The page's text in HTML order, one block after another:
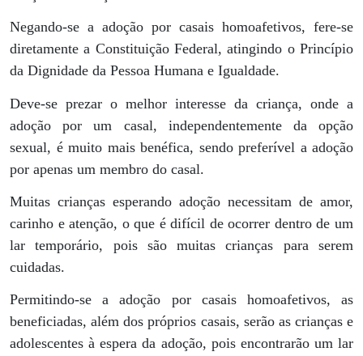
Negando-se a adoção por casais homoafetivos, fere-se
diretamente a Constituição Federal, atingindo o Princípio
da Dignidade da Pessoa Humana e Igualdade.
Deve-se prezar o melhor interesse da criança, onde a
adoção por um casal, independentemente da opção
sexual, é muito mais benéfica, sendo preferível a adoção
por apenas um membro do casal.
Muitas crianças esperando adoção necessitam de amor,
carinho e atenção, o que é difícil de ocorrer dentro de um
lar temporário, pois são muitas crianças para serem
cuidadas.
Permitindo-se a adoção por casais homoafetivos, as
beneficiadas, além dos próprios casais, serão as crianças e
adolescentes à espera da adoção, pois encontrarão um lar